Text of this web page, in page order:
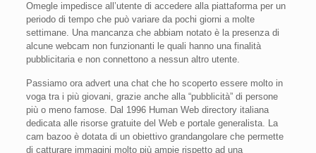
Omegle impedisce all’utente di accedere alla piattaforma per un
periodo di tempo che può variare da pochi giorni a molte
settimane. Una mancanza che abbiam notato è la presenza di
alcune webcam non funzionanti le quali hanno una finalità
pubblicitaria e non connettono a nessun altro utente.
Passiamo ora advert una chat che ho scoperto essere molto in
voga tra i più giovani, grazie anche alla “pubblicità” di persone
più o meno famose. Dal 1996 Human Web directory italiana
dedicata alle risorse gratuite del Web e portale generalista. La
cam bazoo è dotata di un obiettivo grandangolare che permette
di catturare immagini molto più ampie rispetto ad una